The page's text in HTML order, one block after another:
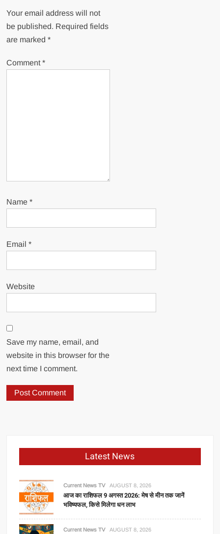
Your email address will not
be published. Required fields
are marked*
Comment*
Name*
Email*
Website
Save my name, email, and
website in this browser for the
next time I comment.
Latest News
Current News TV AUGUST 8, 2026
आज का राशिफल 9 अगस्त 2026: मेष से मीन तक जानें
भविष्यफल, किसे मिलेगा धन लाभ
Current News TV AUGUST 8, 2026